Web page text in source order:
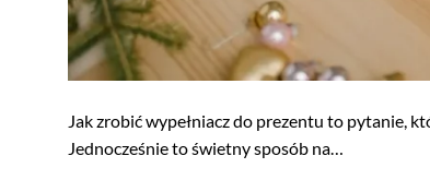
Jak zrobić wypełniacz do prezentu to pytanie,
Jednocześnie to świetny sposób na…